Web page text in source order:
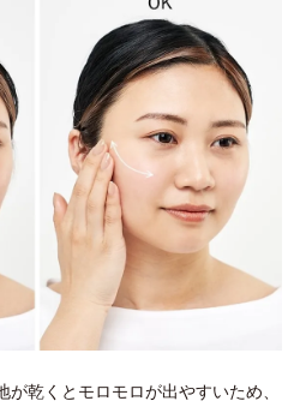
乾くとモロモロが出やすいため、